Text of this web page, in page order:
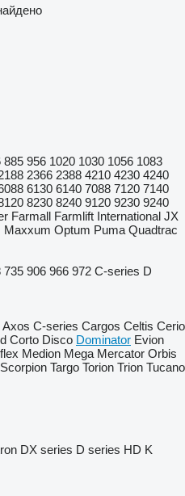
885 956 1020 1030 1056 1083
2366 2388 4210 4230 4240
6130 6140 7088 7120 7140
8230 8240 9120 9230 9240
Farmall Farmlift International JX
Maxxum Optum Puma Quadtrac
735 906 966 972 C-series D
Axos C-series Cargos Celtis Cerio
Corto Disco Dominator Evion
Medion Mega Mercator Orbis
Scorpion Targo Torion Trion Tucano
DX series D series HD K